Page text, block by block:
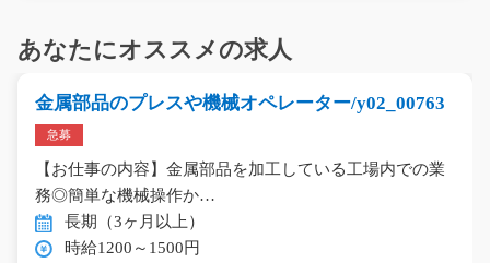
あなたにオススメの求人
金属部品のプレスや機械オペレーター/y02_00763
急募
【お仕事の内容】金属部品を加工している工場内での業
務◎簡単な機械操作か…
長期（3ヶ月以上）
時給1200～1500円